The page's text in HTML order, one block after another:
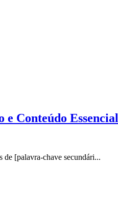
Conteúdo Essencial
[palavra-chave secundári...